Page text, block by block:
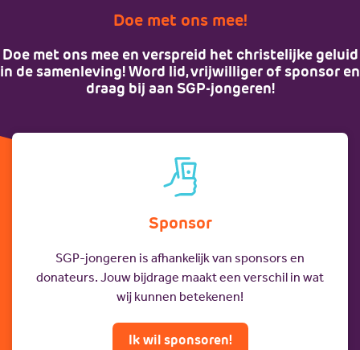
Lid worden
Doe met ons mee!
Doe met ons mee en verspreid het christelijke geluid
in de samenleving! Word lid, vrijwilliger of sponsor en
draag bij aan SGP-jongeren!
Sponsor
SGP-jongeren is afhankelijk van sponsors en
donateurs. Jouw bijdrage maakt een verschil in wat
wij kunnen betekenen!
Ik wil sponsoren!